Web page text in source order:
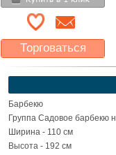
Торговаться
Какая цена Вас
устроит?
Указать цену
Барбекю
Группа Садовое барбекю
Ширина - 110 см
Высота - 192 см